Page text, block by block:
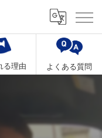
る理由 よくある質問